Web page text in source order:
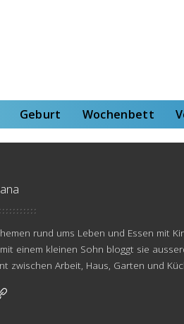
Geburt Wochenbett
rund ums Leben und Essen mit
einem kleinen Sohn bloggt sie
zwischen Arbeit, Haus, Garten und